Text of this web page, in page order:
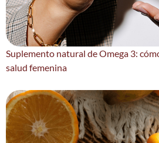
Suplemento natural de Omega 3:
salud femenina